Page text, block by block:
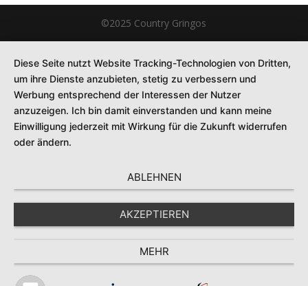
©2025 Country Gringos
Diese Seite nutzt Website Tracking-Technologien von Dritten,
um ihre Dienste anzubieten, stetig zu verbessern und
Werbung entsprechend der Interessen der Nutzer
anzuzeigen. Ich bin damit einverstanden und kann meine
Einwilligung jederzeit mit Wirkung für die Zukunft widerrufen
oder ändern.
ABLEHNEN
AKZEPTIEREN
MEHR